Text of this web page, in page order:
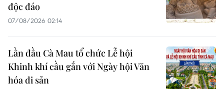
độc đáo
07/08/2026 02:14
Lần đầu Cà Mau tổ chức Lễ hội
Khinh khí cầu gắn với Ngày hội Văn
hóa di sản